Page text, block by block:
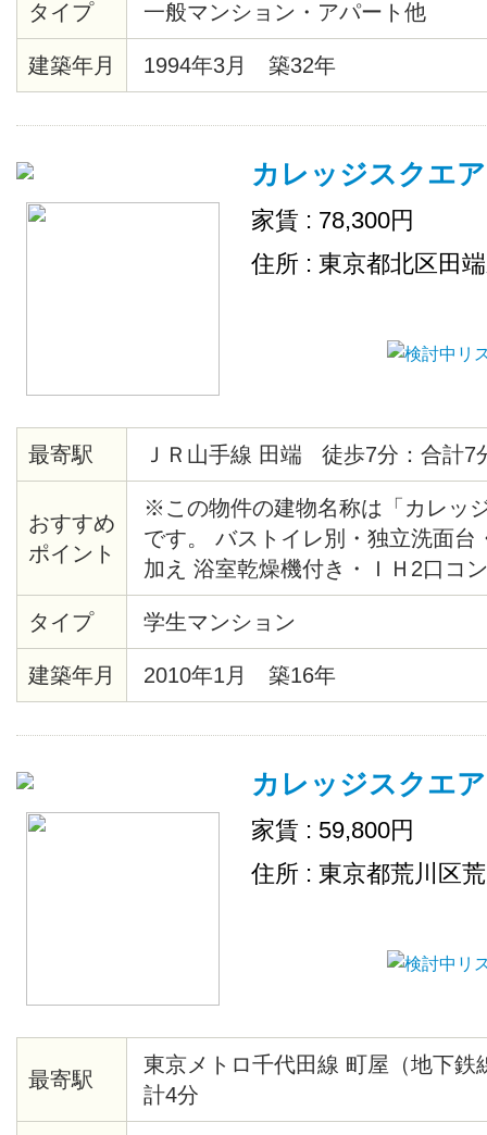
タイプ 一般マンション・アパート他
建築年月 1994年3月 築32年
カレッジスクエ
家賃 : 78,300円
住所 : 東京都北区田
最寄駅 ＪＲ山手線 田端 徒歩7分：合計7
おすすめ
ポイント
※この物件の建物名称は「カレッ
です。 バストイレ別・独立洗面台
加え 浴室乾燥機付き・ＩＨ2口コ
成22年1月竣工のマンション！ 駅
TSUTAYA、マンション近くにはス
ります。
タイプ 学生マンション
建築年月 2010年1月 築16年
カレッジスクエ
家賃 : 59,800円
住所 : 東京都荒川区
最寄駅
東京メトロ千代田線 町屋（地下
計4分